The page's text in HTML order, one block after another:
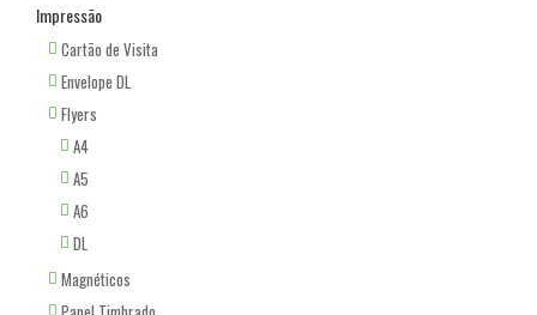
Impressão
Cartão de Visita
Envelope DL
Flyers
A4
A5
A6
DL
Magnéticos